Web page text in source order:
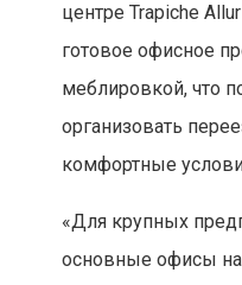
центре Trapiche
готовое офисное
меблировкой, что
организовать
комфортные
«Для крупных
основные офисы